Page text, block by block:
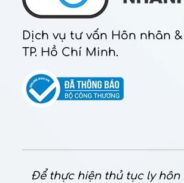
Dịch vụ tư vấn Hôn nhân
TP. Hồ Chí Minh.
Để thực hiện thủ tục ly